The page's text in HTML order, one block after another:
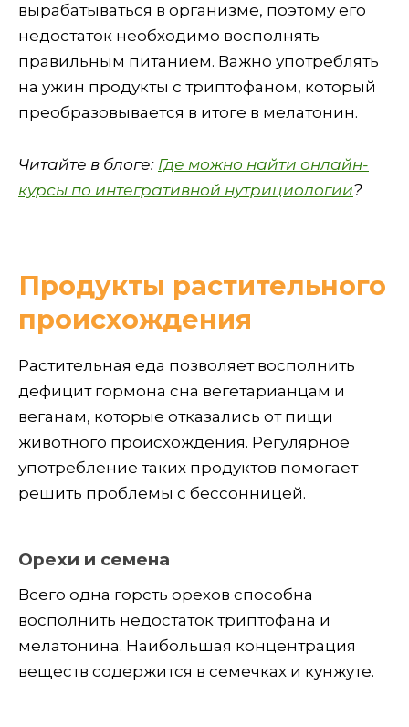
вырабатываться в организме, поэтому его
недостаток необходимо восполнять
правильным питанием. Важно употреблять
на ужин продукты с триптофаном, который
преобразовывается в итоге в мелатонин.
Читайте в блоге: Где можно найти онлайн-
курсы по интегративной нутрициологии?
Продукты растительного
происхождения
Растительная еда позволяет восполнить
дефицит гормона сна вегетарианцам и
веганам, которые отказались от пищи
животного происхождения. Регулярное
употребление таких продуктов помогает
решить проблемы с бессонницей.
Орехи и семена
Всего одна горсть орехов способна
восполнить недостаток триптофана и
мелатонина. Наибольшая концентрация
веществ содержится в семечках и кунжуте.